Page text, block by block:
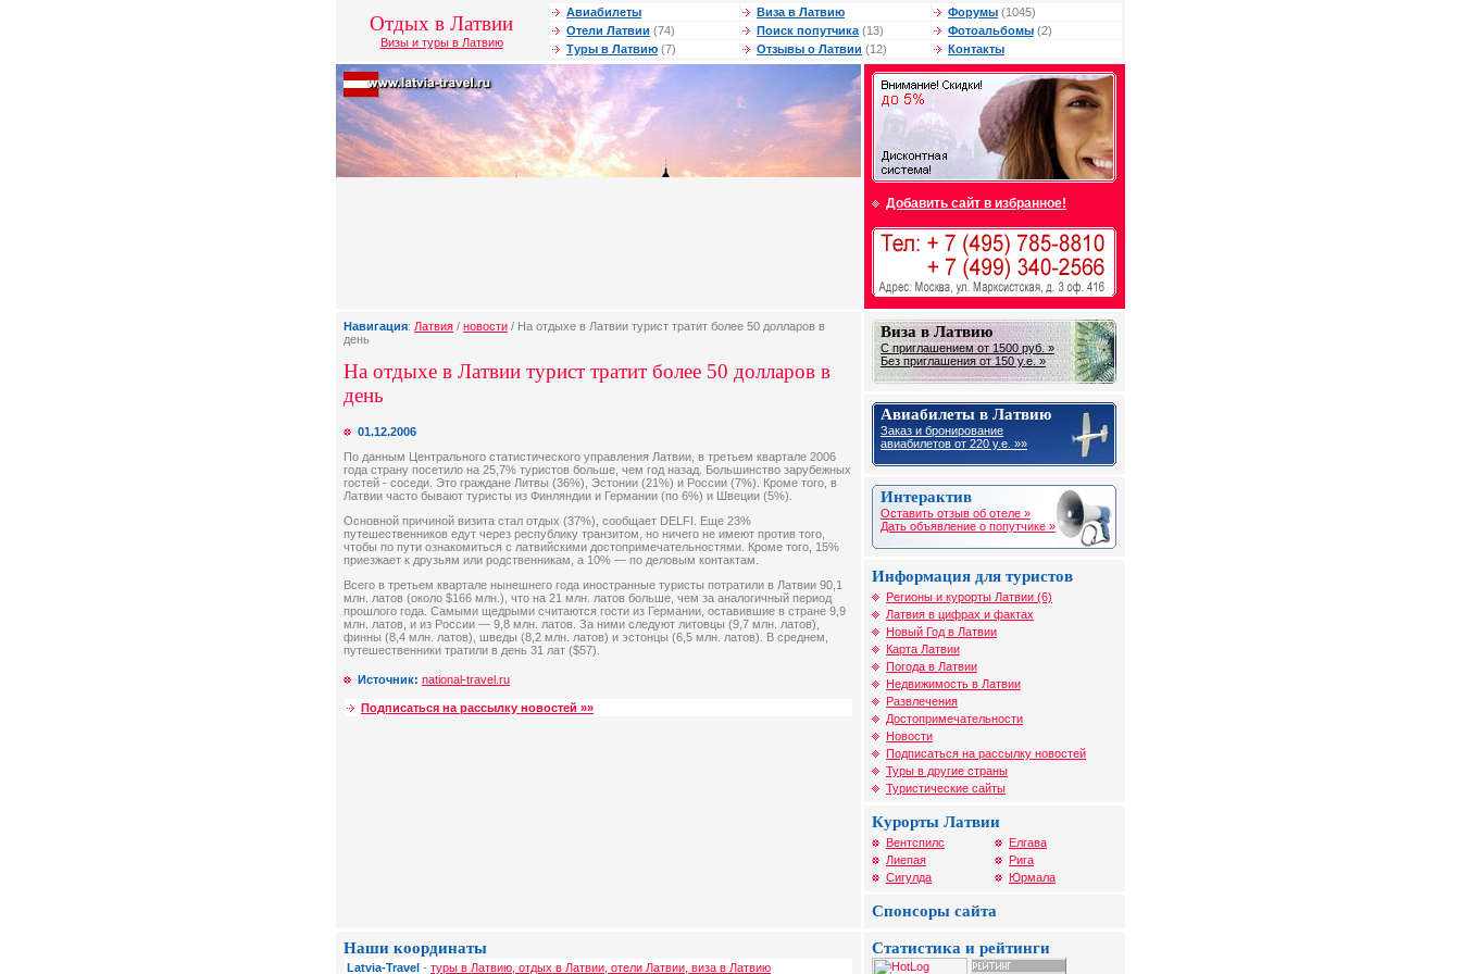
Отдых в Латвии
Визы и туры в Латвию
Авиабилеты Виза в Латвию Форумы (1045)
Отели Латвии (74) Поиск попутчика (13) Фотоальбомы (2)
Туры в Латвию (7) Отзывы о Латвии (12) Контакты
Добавить сайт в избранное!
Навигация: Латвия / новости / На отдыхе в Латвии турист тратит более 50 долларов в
день
На отдыхе в Латвии турист тратит более 50 долларов в
день
01.12.2006
По данным Центрального статистического управления Латвии, в третьем квартале 2006
года страну посетило на 25,7% туристов больше, чем год назад. Большинство зарубежных
гостей - соседи. Это граждане Литвы (36%), Эстонии (21%) и России (7%). Кроме того, в
Латвии часто бывают туристы из Финляндии и Германии (по 6%) и Швеции (5%).
Основной причиной визита стал отдых (37%), сообщает DELFI. Еще 23%
путешественников едут через республику транзитом, но ничего не имеют против того,
чтобы по пути ознакомиться с латвийскими достопримечательностями. Кроме того, 15%
приезжает к друзьям или родственникам, а 10% — по деловым контактам.
Всего в третьем квартале нынешнего года иностранные туристы потратили в Латвии 90,1
млн. латов (около $166 млн.), что на 21 млн. латов больше, чем за аналогичный период
прошлого года. Самыми щедрыми считаются гости из Германии, оставившие в стране 9,9
млн. латов, и из России — 9,8 млн. латов. За ними следуют литовцы (9,7 млн. латов),
финны (8,4 млн. латов), шведы (8,2 млн. латов) и эстонцы (6,5 млн. латов). В среднем,
путешественники тратили в день 31 лат ($57).
Источник: national-travel.ru
Подписаться на рассылку новостей »»
Виза в Латвию
С приглашением от 1500 руб. »
Без приглашения от 150 у.е. »
Авиабилеты в Латвию
Заказ и бронирование
авиабилетов от 220 у.е. »»
Интерактив
Оставить отзыв об отеле »
Дать объявление о попутчике »
Информация для туристов
Регионы и курорты Латвии (6)
Латвия в цифрах и фактах
Новый Год в Латвии
Карта Латвии
Погода в Латвии
Недвижимость в Латвии
Развлечения
Достопримечательности
Новости
Подписаться на рассылку новостей
Туры в другие страны
Туристические сайты
Курорты Латвии
Вентспилс
Лиепая
Сигулда
Елгава
Рига
Юрмала
Спонсоры сайта
Наши координаты
Latvia-Travel - туры в Латвию, отдых в Латвии, отели Латвии, виза в Латвию
Статистика и рейтинги